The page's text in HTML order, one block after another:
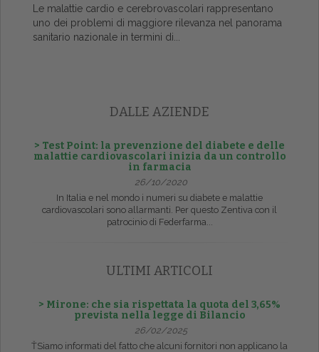
Le malattie cardio e cerebrovascolari rappresentano
uno dei problemi di maggiore rilevanza nel panorama
sanitario nazionale in termini di...
DALLE AZIENDE
> Test Point: la prevenzione del diabete e delle
malattie cardiovascolari inizia da un controllo
in farmacia
26/10/2020
In Italia e nel mondo i numeri su diabete e malattie
cardiovascolari sono allarmanti. Per questo Zentiva con il
patrocinio di Federfarma...
ULTIMI ARTICOLI
> Mirone: che sia rispettata la quota del 3,65%
prevista nella legge di Bilancio
26/02/2025
ŤSiamo informati del fatto che alcuni fornitori non applicano la